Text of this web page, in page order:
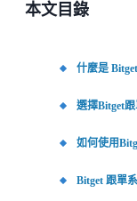
本文目錄
什麼是
選擇Bitget
如何使用
Bitget 跟單